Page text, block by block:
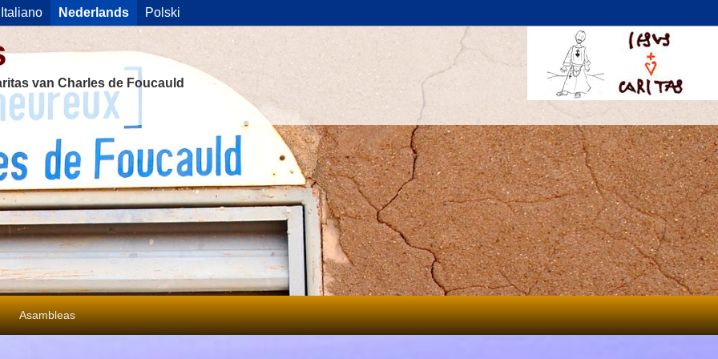
Italiano Nederlands Polski
van Charles de Foucauld
Asambleas